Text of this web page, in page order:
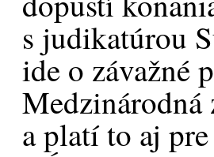
s judikatúrou
ide o závažné
Medzinárodná
a platí to aj